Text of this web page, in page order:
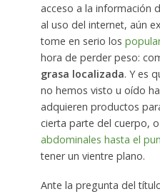
acceso a la información
al uso del internet, aún
tome en serio los
hora de perder peso:
grasa localizada. Y es
no hemos visto u oído
adquieren productos
cierta parte del cuerpo,
abdominales hasta el
tener un vientre plano.
Ante la pregunta del